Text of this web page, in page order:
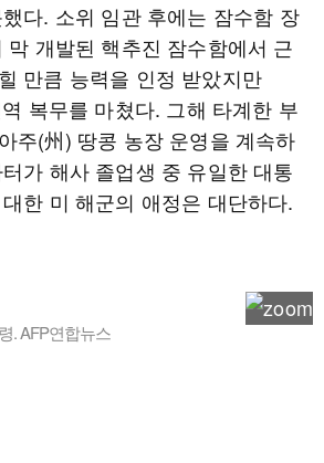
다. 소위 임관 후에는 잠수함 장
막 개발된 핵추진 잠수함에서 근
만큼 능력을 인정 받았지만
복무를 마쳤다. 그해 타계한 부
주(州) 땅콩 농장 운영을 계속하
가 해사 졸업생 중 유일한 대통
한 미 해군의 애정은 대단하다.
. AFP연합뉴스